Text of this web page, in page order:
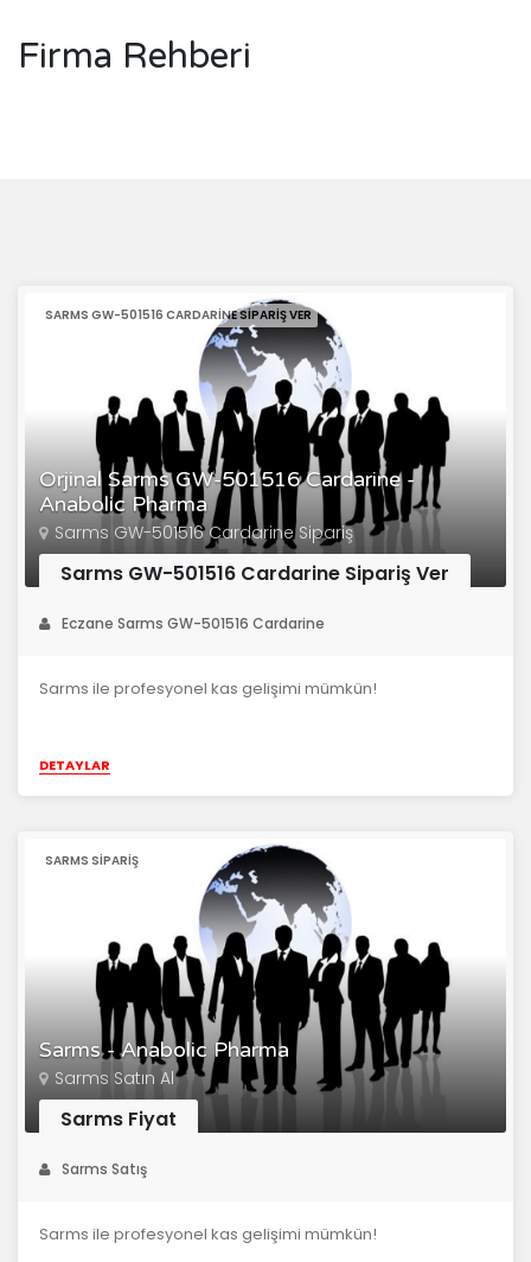
Firma Rehberi
Orjinal Sarms GW-501516 Cardarine -
Anabolic Pharma
SARMS GW-501516 CARDARINE SIPARIŞ VER
Sarms GW-501516 Cardarine Sipariş
Sarms GW-501516 Cardarine Sipariş Ver
Eczane Sarms GW-501516 Cardarine
Sarms ile profesyonel kas gelişimi mümkün!
DETAYLAR
Sarms - Anabolic Pharma
SARMS SIPARIŞ
Sarms Satın Al
Sarms Fiyat
Sarms Satış
Sarms ile profesyonel kas gelişimi mümkün!